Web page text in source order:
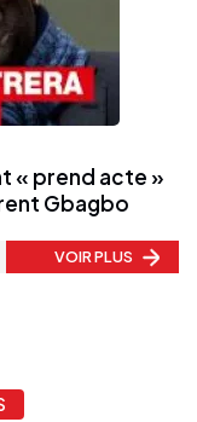
« prend acte »
Gbagbo
VOIR PLUS